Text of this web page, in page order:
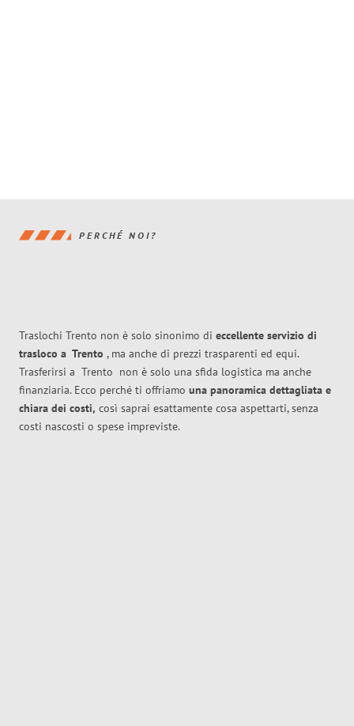
PERCHÉ NOI?
Traslochi Trento non è solo sinonimo di eccellente servizio di
trasloco a Trento , ma anche di prezzi trasparenti ed equi.
Trasferirsi a Trento non è solo una sfida logistica ma anche
finanziaria. Ecco perché ti offriamo una panoramica dettagliata e
chiara dei costi, così saprai esattamente cosa aspettarti, senza
costi nascosti o spese impreviste.